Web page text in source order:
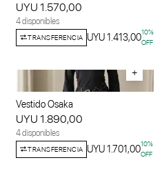
UYU 1.570,00
4 disponibles
TRANSFERENCIA UYU 1.413,0010%
OFF
+
Vestido Osaka
UYU 1.890,00
4 disponibles
TRANSFERENCIA UYU 1.701,0010%
OFF